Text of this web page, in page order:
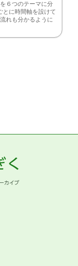
６つのテーマに分
とに時間軸を設けて
れも分かるように